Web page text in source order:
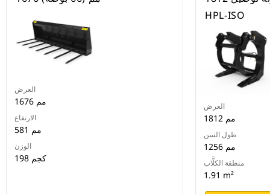
العرض
1676 مم
الارتفاع
581 مم
الوزن
198 كجم
HPL-ISO
العرض
1812 مم
طول السن
1256 مم
منطقة الكلَّاب
1.91 m²